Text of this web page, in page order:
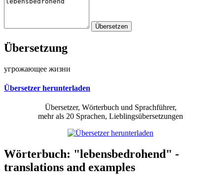
Übersetzung
угрожающее жизни
Übersetzer herunterladen
Übersetzer, Wörterbuch und Sprachführer,
mehr als 20 Sprachen, Lieblingsübersetzungen
Wörterbuch: "lebensbedrohend" -
translations and examples